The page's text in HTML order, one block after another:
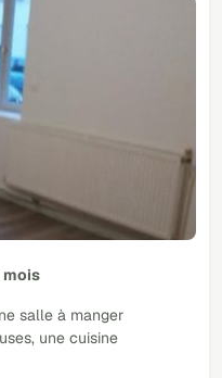
salle à manger
une cuisine